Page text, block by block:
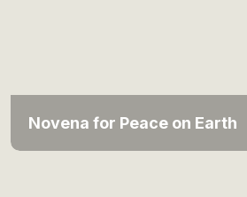
Novena for Peace on Earth